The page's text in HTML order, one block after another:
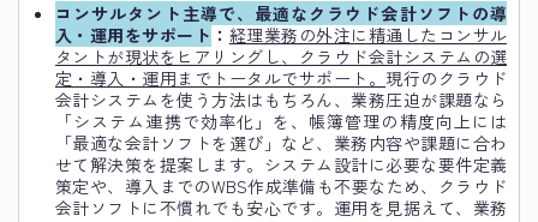
コンサルタント主導で、最適なクラウド会計ソフトの導
入・運用をサポート ： 経理業務の外注に精通したコンサル
タントが現状をヒアリングし、クラウド会計システムの選
定・導入・運用までトータルでサポート。現行のクラウド
会計システムを使う方法はもちろん、業務圧迫が課題なら
「システム連携で効率化」を、帳簿管理の精度向上には
「最適な会計ソフトを選び」など、業務内容や課題に合わ
せて解決策を提案します。システム設計に必要な要件定義
策定や、導入までのWBS作成準備も不要なため、クラウド
会計ソフトに不慣れでも安心です。運用を見据えて、業務